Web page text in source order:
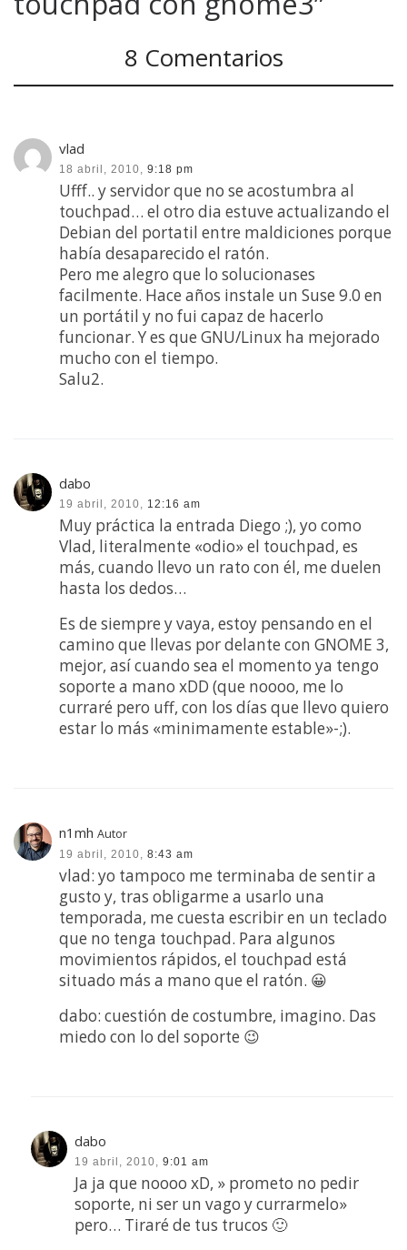
8 Comentarios
vlad
18 abril, 2010, 9:18 pm
Ufff.. y servidor que no se acostumbra al
touchpad… el otro dia estuve actualizando el
Debian del portatil entre maldiciones porque
había desaparecido el ratón.
Pero me alegro que lo solucionases
facilmente. Hace años instale un Suse 9.0 en
un portátil y no fui capaz de hacerlo
funcionar. Y es que GNU/Linux ha mejorado
mucho con el tiempo.
Salu2.
dabo
19 abril, 2010, 12:16 am
Muy práctica la entrada Diego ;), yo como
Vlad, literalmente «odio» el touchpad, es
más, cuando llevo un rato con él, me duelen
hasta los dedos…
Es de siempre y vaya, estoy pensando en el
camino que llevas por delante con GNOME 3,
mejor, así cuando sea el momento ya tengo
soporte a mano xDD (que noooo, me lo
curraré pero uff, con los días que llevo quiero
estar lo más «minimamente estable»-;).
n1mh Autor
19 abril, 2010, 8:43 am
vlad: yo tampoco me terminaba de sentir a
gusto y, tras obligarme a usarlo una
temporada, me cuesta escribir en un teclado
que no tenga touchpad. Para algunos
movimientos rápidos, el touchpad está
situado más a mano que el ratón. 😀
dabo: cuestión de costumbre, imagino. Das
miedo con lo del soporte 😉
dabo
19 abril, 2010, 9:01 am
Ja ja que noooo xD, » prometo no pedir
soporte, ni ser un vago y currarmelo»
pero… Tiraré de tus trucos 🙂